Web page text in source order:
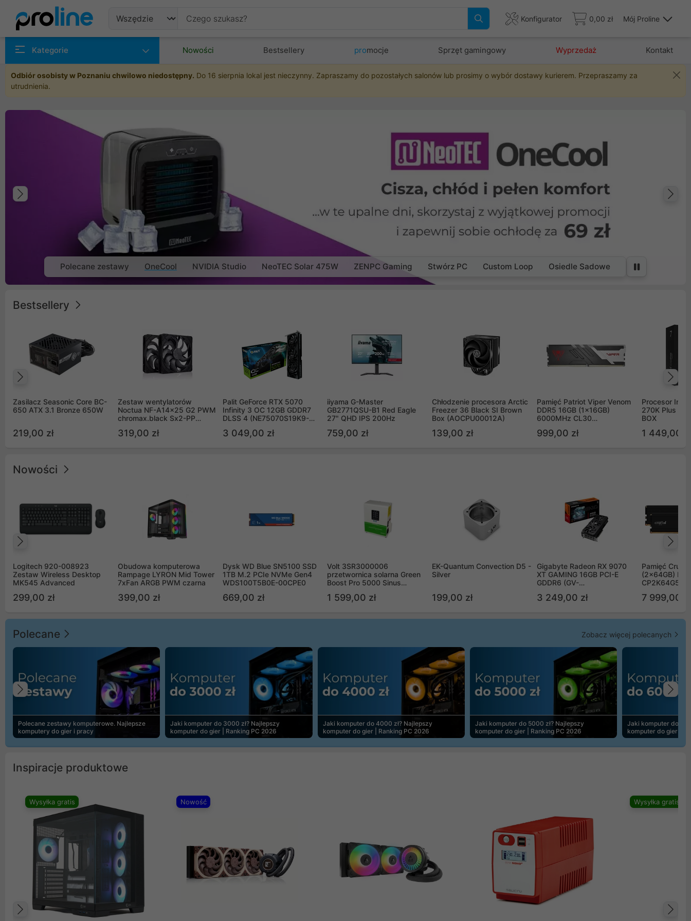
Konfigurator 0,00 zł Mój Proline
Kategorie Nowości Bestsellery promocje Sprzęt gamingowy Wyprzedaż Kontakt
Odbiór osobisty w Poznaniu chwilowo niedostępny. Do 16 sierpnia lokal jest nieczynny. Zapraszamy do pozostałych salonów lub prosimy o wybór dostawy kurierem. Przepraszamy za
utrudnienia.
Poprzedni
Polecane zestawy OneCool NVIDIA Studio NeoTEC Solar 475W ZENPC Gaming Stwórz PC Custom Loop Osiedle Sadowe
Bestsellery
Zasilacz Seasonic Core BC-
650 ATX 3.1 Bronze 650W
219,00 zł
Zestaw wentylatorów
Noctua NF-A14x25 G2 PWM
chromax.black Sx2-PP
(2szt)
319,00 zł
Palit GeForce RTX 5070
Infinity 3 OC 12GB GDDR7
DLSS 4 (NE75070S19K9-
3 049,00 zł
iiyama G-Master
GB2771QSU-B1 Red Eagle
27" QHD IPS 200Hz
759,00 zł
Chłodzenie procesora Arctic
Freezer 36 Black SI Brown
Box (AOCPU00012A)
139,00 zł
Pamięć Patriot Viper Venom
DDR5 16GB (1x16GB)
6000MHz CL30
999,00 zł
Procesor Intel
270K Plus
BOX
1 449,00 zł
Nowości
Logitech 920-008923
Zestaw Wireless Desktop
MK545 Advanced
299,00 zł
Obudowa komputerowa
Rampage LYRON Mid Tower
7xFan ARGB PWM czarna
399,00 zł
Dysk WD Blue SN5100 SSD
1TB M.2 PCIe NVMe Gen4
WDS100T5B0E-00CPE0
669,00 zł
Volt 3SR3000006
przetwornica solarna Green
Boost Pro 5000 Sinus
1 599,00 zł
EK-Quantum Convection D5 -
Silver
199,00 zł
Gigabyte Radeon RX 9070
XT GAMING 16GB PCI-E
GDDR6 (GV-
3 249,00 zł
Pamięć
(2x64GB)
7 999,00 zł
Polecane Zobacz więcej polecanych
Polecane zestawy komputerowe. Najlepsze
komputery do gier i pracy
Jaki komputer do 3000 zł? Najlepszy
komputer do gier | Ranking PC 2026
Jaki komputer do 4000 zł? Najlepszy
komputer do gier | Ranking PC 2026
Jaki komputer do 5000 zł? Najlepszy
komputer do gier | Ranking PC 2026
Jaki komputer do
komputer do gier |
Poprzedni
Inspiracje produktowe
Wysyłka gratis Nowość Wysyłka gratis